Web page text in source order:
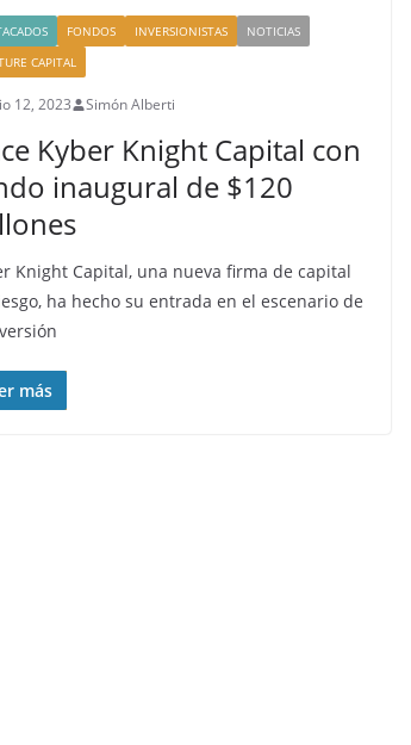
FONDOS INVERSIONISTAS
NOTICIAS
CAPITAL
12, 2023 Simón Alberti
Kyber Knight Capital con
inaugural de $120
Knight Capital, una nueva firma de capital
ha hecho su entrada en el escenario de
más